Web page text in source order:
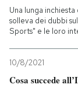
Una lunga
solleva dei dubbi
Sports" e le loro
10/8/2021
Cosa succede